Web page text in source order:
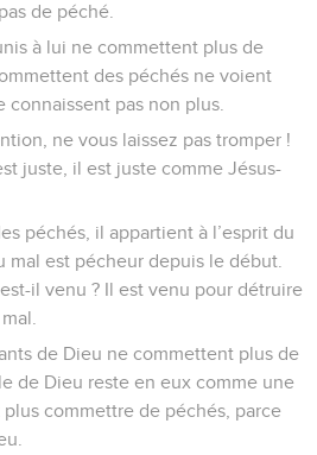
de péché.
à lui ne commettent plus de
des péchés ne voient
connaissent pas non plus.
ne vous laissez pas tromper !
juste, il est juste comme Jésus-
péchés, il appartient à l’esprit du
mal est pécheur depuis le début.
il venu ? Il est venu pour détruire
de Dieu ne commettent plus de
de Dieu reste en eux comme une
commettre de péchés, parce